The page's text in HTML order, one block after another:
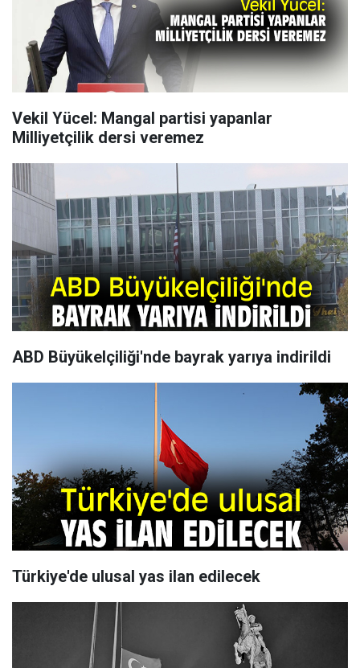
Vekil Yücel: Mangal partisi yapanlar
Milliyetçilik dersi veremez
ABD Büyükelçiliği'nde bayrak yarıya indirildi
Türkiye'de ulusal yas ilan edilecek